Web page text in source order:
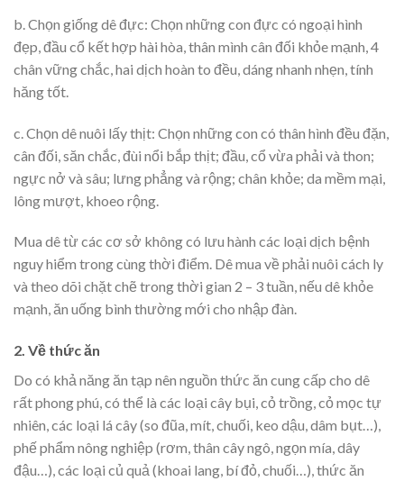
b. Chọn giống dê đực: Chọn những con đực có ngoại hình
đẹp, đầu cổ kết hợp hài hòa, thân mình cân đối khỏe mạnh, 4
chân vững chắc, hai dịch hoàn to đều, dáng nhanh nhẹn, tính
hăng tốt.
c. Chọn dê nuôi lấy thịt: Chọn những con có thân hình đều đặn,
cân đối, săn chắc, đùi nổi bắp thịt; đầu, cổ vừa phải và thon;
ngực nở và sâu; lưng phẳng và rộng; chân khỏe; da mềm mại,
lông mượt, khoeo rộng.
Mua dê từ các cơ sở không có lưu hành các loại dịch bệnh
nguy hiểm trong cùng thời điểm. Dê mua về phải nuôi cách ly
và theo dõi chặt chẽ trong thời gian 2 – 3 tuần, nếu dê khỏe
mạnh, ăn uống bình thường mới cho nhập đàn.
2. Về thức ăn
Do có khả năng ăn tạp nên nguồn thức ăn cung cấp cho dê
rất phong phú, có thể là các loại cây bụi, cỏ trồng, cỏ mọc tự
nhiên, các loại lá cây (so đũa, mít, chuối, keo dậu, dâm bụt…),
phế phẩm nông nghiệp (rơm, thân cây ngô, ngọn mía, dây
đậu…), các loại củ quả (khoai lang, bí đỏ, chuối…), thức ăn